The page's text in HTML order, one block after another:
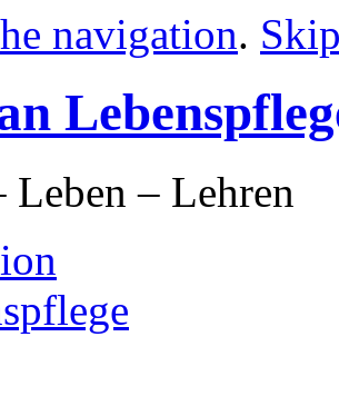
navigation.
Leben – Lehren